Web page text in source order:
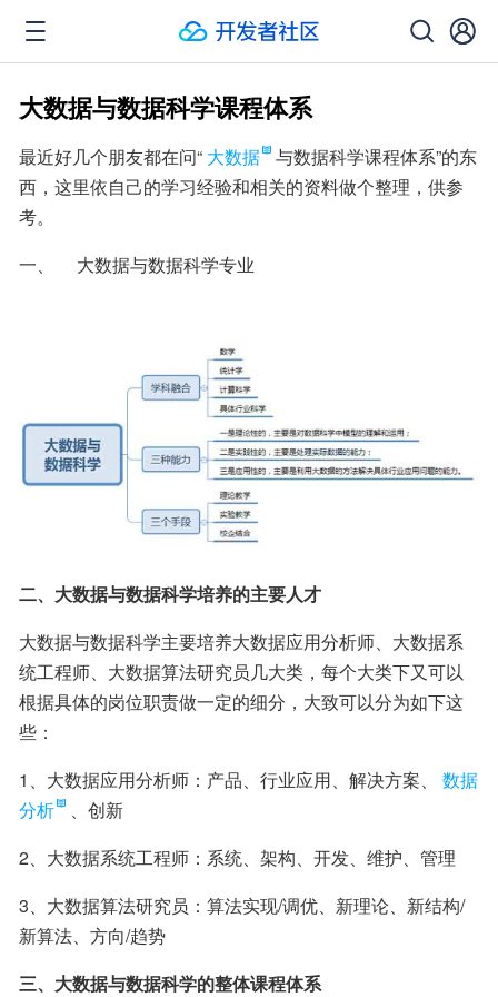
大数据与数据科学课程体系
最近好几个朋友都在问“ 大数据
与数据科学课程体系”的东
西，这里依自己的学习经验和相关的资料做个整理，供参
考。
一、     大数据与数据科学专业
二、大数据与数据科学培养的主要人才
大数据与数据科学主要培养大数据应用分析师、大数据系
统工程师、大数据算法研究员几大类，每个大类下又可以
根据具体的岗位职责做一定的细分，大致可以分为如下这
些：
1、大数据应用分析师：产品、行业应用、解决方案、
数据
分析
、创新
2、大数据系统工程师：系统、架构、开发、维护、管理
3、大数据算法研究员：算法实现/调优、新理论、新结构/
新算法、方向/趋势
三、大数据与数据科学的整体课程体系